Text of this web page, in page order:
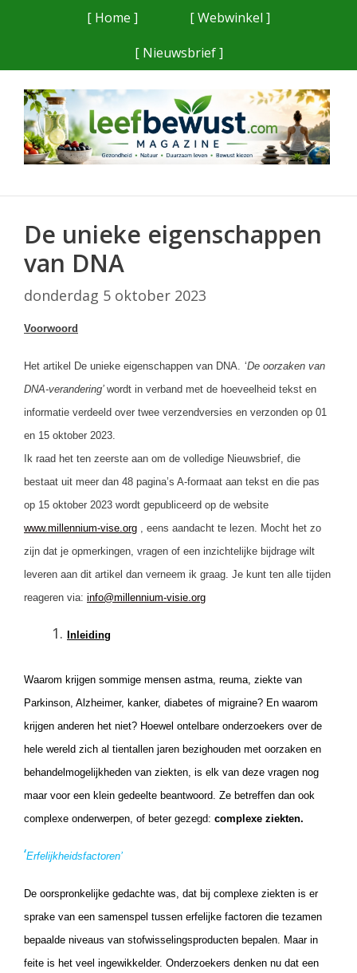
[ Home ]
[ Webwinkel ]
[ Nieuwsbrief ]
De unieke eigenschappen
van DNA
donderdag 5 oktober 2023
Voorwoord
Het artikel De unieke eigenschappen van DNA. ‘De oorzaken van
DNA-verandering’ wordt in verband met de hoeveelheid tekst en
informatie verdeeld over twee verzendversies en verzonden op 01
en 15 oktober 2023.
Ik raad het ten zeerste aan om de volledige Nieuwsbrief, die
bestaat uit meer dan 48 pagina’s A-formaat aan tekst en die pas
op 15 oktober 2023 wordt gepubliceerd op de website
www.millennium-vise.org , eens aandacht te lezen. Mocht het zo
zijn dat je opmerkingen, vragen of een inzichtelijke bijdrage wilt
leveren aan dit artikel dan verneem ik graag. Je kunt ten alle tijden
reageren via: info@millennium-visie.org
Inleiding
Waarom krijgen sommige mensen astma, reuma, ziekte van
Parkinson, Alzheimer, kanker, diabetes of migraine? En waarom
krijgen anderen het niet? Hoewel ontelbare onderzoekers over de
hele wereld zich al tientallen jaren bezighouden met oorzaken en
behandelmogelijkheden van ziekten, is elk van deze vragen nog
maar voor een klein gedeelte beantwoord. Ze betreffen dan ook
complexe onderwerpen, of beter gezegd: complexe ziekten.
‘Erfelijkheidsfactoren’
De oorspronkelijke gedachte was, dat bij complexe ziekten is er
sprake van een samenspel tussen erfelijke factoren die tezamen
bepaalde niveaus van stofwisselingsproducten bepalen. Maar in
feite is het veel ingewikkelder. Onderzoekers denken nu dat een